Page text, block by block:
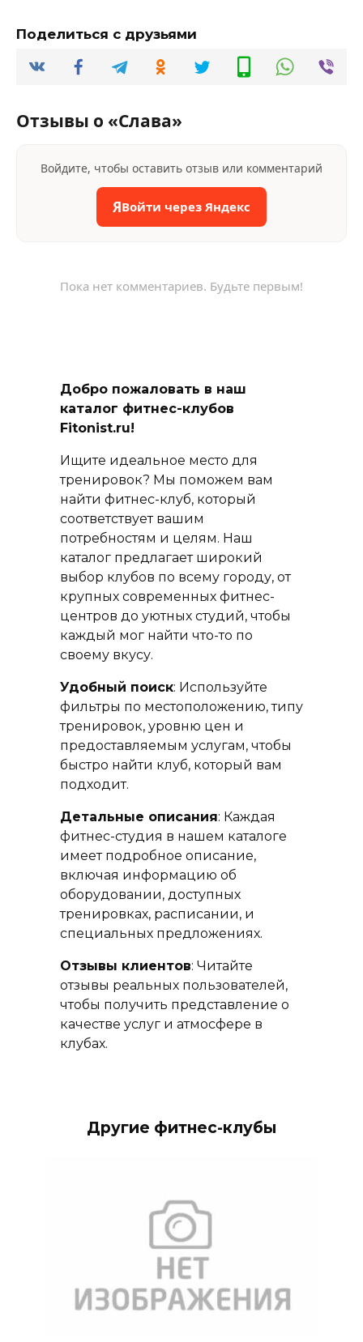
Поделиться с друзьями
Отзывы о «Слава»
Войдите, чтобы оставить отзыв или комментарий
ЯВойти через Яндекс
Пока нет комментариев. Будьте первым!
Добро пожаловать в наш
каталог фитнес-клубов
Fitonist.ru!
Ищите идеальное место для
тренировок? Мы поможем вам
найти фитнес-клуб, который
соответствует вашим
потребностям и целям. Наш
каталог предлагает широкий
выбор клубов по всему городу, от
крупных современных фитнес-
центров до уютных студий, чтобы
каждый мог найти что-то по
своему вкусу.
Удобный поиск: Используйте
фильтры по местоположению, типу
тренировок, уровню цен и
предоставляемым услугам, чтобы
быстро найти клуб, который вам
подходит.
Детальные описания: Каждая
фитнес-студия в нашем каталоге
имеет подробное описание,
включая информацию об
оборудовании, доступных
тренировках, расписании, и
специальных предложениях.
Отзывы клиентов: Читайте
отзывы реальных пользователей,
чтобы получить представление о
качестве услуг и атмосфере в
клубах.
Другие фитнес-клубы